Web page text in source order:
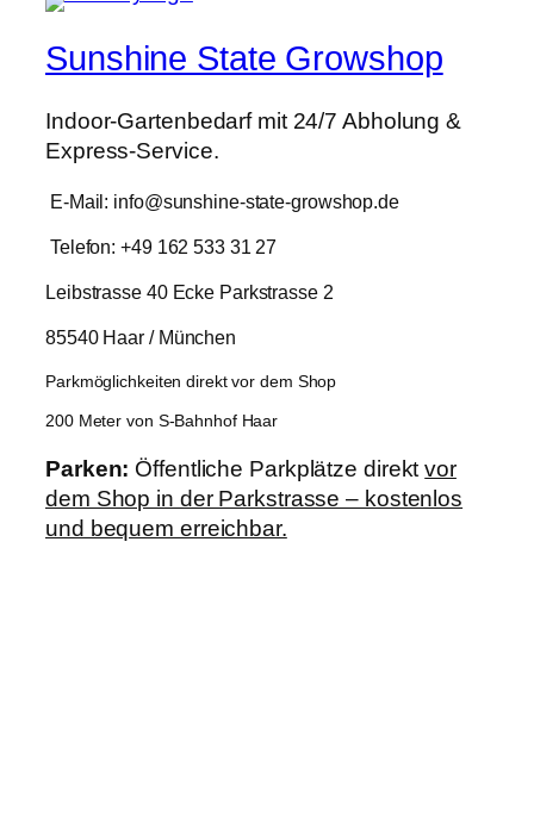
Sunshine State Growshop
Indoor-Gartenbedarf mit 24/7 Abholung &
Express-Service.
E-Mail: info@sunshine-state-growshop.de
Telefon: +49 162 533 31 27
Leibstrasse 40 Ecke Parkstrasse 2
85540 Haar / München
Parkmöglichkeiten direkt vor dem Shop
200 Meter von S-Bahnhof Haar
Parken: Öffentliche Parkplätze direktvor
dem Shop in der Parkstrasse – kostenlos
und bequem erreichbar.